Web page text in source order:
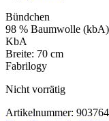
Bündchen
98 % Baumwolle
KbA
Breite: 70 cm
Fabrilogy
Nicht vorrätig
Artikelnummer: